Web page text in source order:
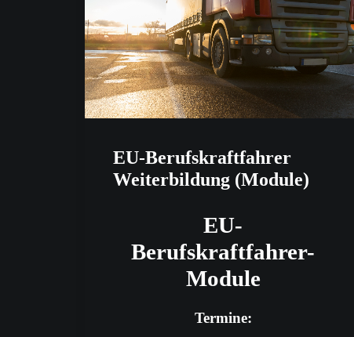
EU-Berufskraftfahrer
Weiterbildung (Module)
EU-
Berufskraftfahrer-
Module
Termine: